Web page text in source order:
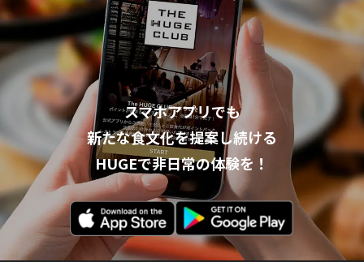
スマホアプリでも
新たな食文化を提案し続ける
HUGEで非日常の体験を！